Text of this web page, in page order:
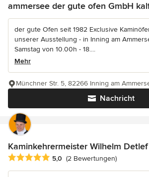
ammersee der gute ofen GmbH
der gute Ofen seit 1982 Exclusive
unserer Ausstellung - in Inning am
Samstag von 10.00h - 18....
Mehr
Nachricht
Münchner Str. 5, 82266 Inning am
Kaminkehrermeister Wilhelm
Durchschnittliche Bewertung: 5 von 5
5,0 (2 Bewertungen)